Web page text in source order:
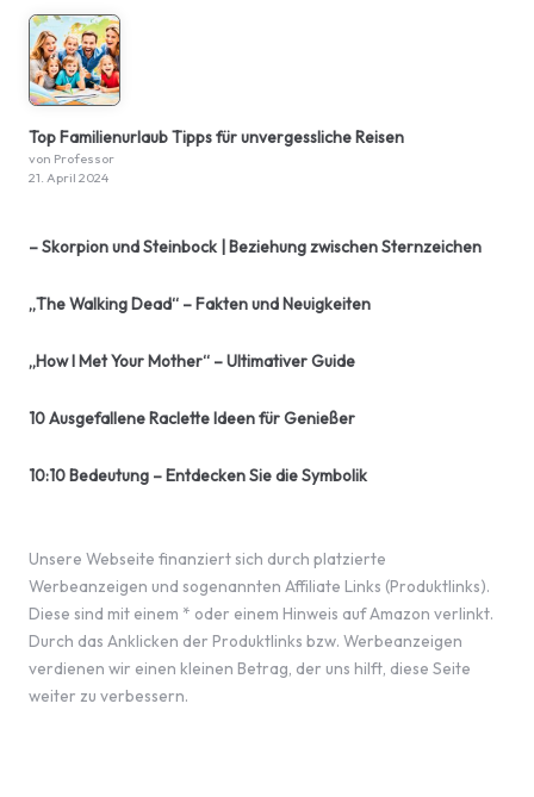
Top Familienurlaub Tipps für unvergessliche Reisen
von Professor
21. April 2024
– Skorpion und Steinbock | Beziehung zwischen Sternzeichen
„The Walking Dead“ – Fakten und Neuigkeiten
„How I Met Your Mother“ – Ultimativer Guide
10 Ausgefallene Raclette Ideen für Genießer
10:10 Bedeutung – Entdecken Sie die Symbolik
Unsere Webseite finanziert sich durch platzierte
Werbeanzeigen und sogenannten Affiliate Links (Produktlinks).
Diese sind mit einem * oder einem Hinweis auf Amazon verlinkt.
Durch das Anklicken der Produktlinks bzw. Werbeanzeigen
verdienen wir einen kleinen Betrag, der uns hilft, diese Seite
weiter zu verbessern.